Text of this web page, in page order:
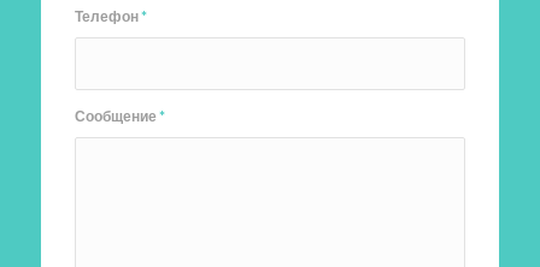
Телефон*
Сообщение*